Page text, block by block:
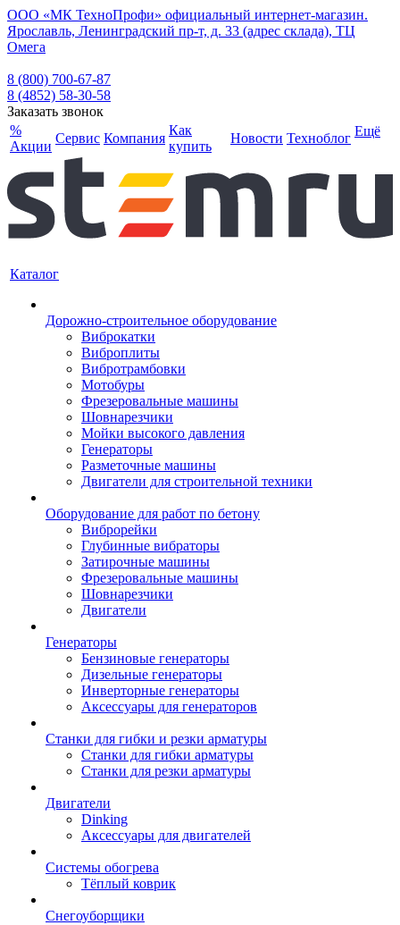
ООО «МК ТехноПрофи» официальный интернет-магазин.
Ярославль, Ленинградский пр-т, д. 33 (адрес склада), ТЦ
Омега
8 (800) 700-67-87
8 (4852) 58-30-58
Заказать звонок
%
Акции
Сервис Компания
Как
купить
Новости Техноблог Ещё
Каталог
Дорожно-строительное оборудование
Виброкатки
Виброплиты
Вибротрамбовки
Мотобуры
Фрезеровальные машины
Шовнарезчики
Мойки высокого давления
Генераторы
Разметочные машины
Двигатели для строительной техники
Оборудование для работ по бетону
Виброрейки
Глубинные вибраторы
Затирочные машины
Фрезеровальные машины
Шовнарезчики
Двигатели
Генераторы
Бензиновые генераторы
Дизельные генераторы
Инверторные генераторы
Аксессуары для генераторов
Станки для гибки и резки арматуры
Станки для гибки арматуры
Станки для резки арматуры
Двигатели
Dinking
Аксессуары для двигателей
Системы обогрева
Тёплый коврик
Снегоуборщики